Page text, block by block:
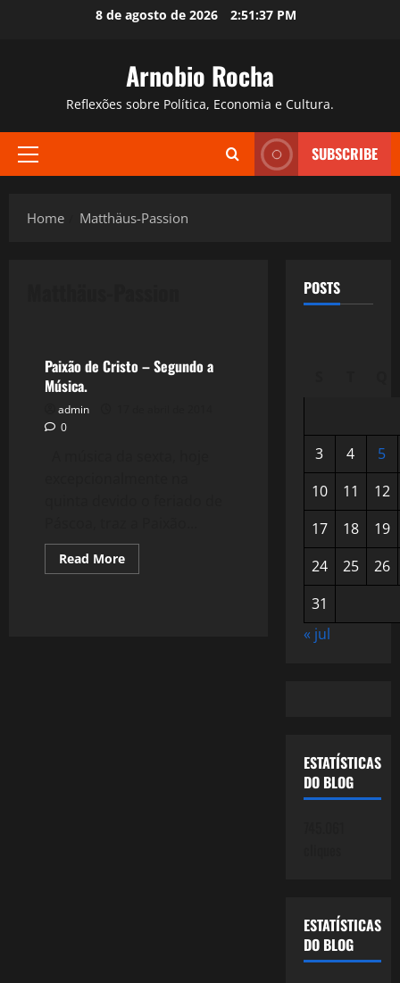
8 de agosto de 2026 2:51:38 PM
Arnobio Rocha
Reflexões sobre Política, Economia e Cultura.
Primary
SUBSCRIBE
Home Matthäus-Passion
Paixão de Cristo – Segundo a
Música.
admin
0
Read MoreRead
more
POSTS
3 4
5
10
11
12
17
18
19
24
25
26
31
« jul
ESTATÍSTICAS
DO BLOG
ESTATÍSTICAS
DO BLOG